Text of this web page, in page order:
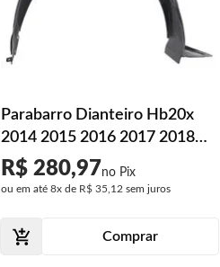
Parabarro Dianteiro Hb20x
2014 2015 2016 2017 2018
2019
R$ 280,97
ou em até8x de R$ 35,12 sem juros
Comprar